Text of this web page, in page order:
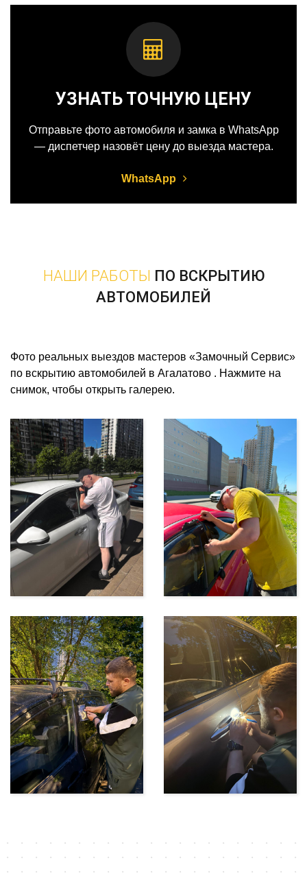
УЗНАТЬ ТОЧНУЮ ЦЕНУ
Отправьте фото автомобиля и замка в WhatsApp
— диспетчер назовёт цену до выезда мастера.
WhatsApp
НАШИ РАБОТЫ ПО ВСКРЫТИЮ
АВТОМОБИЛЕЙ
Фото реальных выездов мастеров «Замочный Сервис»
по вскрытию автомобилей в Агалатово . Нажмите на
снимок, чтобы открыть галерею.